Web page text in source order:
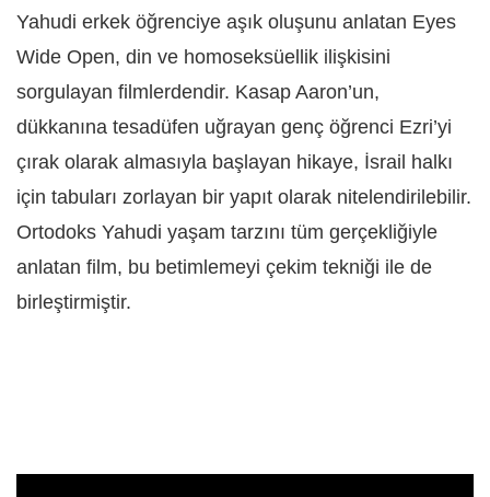
Yahudi erkek öğrenciye aşık oluşunu anlatan Eyes
Wide Open, din ve homoseksüellik ilişkisini
sorgulayan filmlerdendir. Kasap Aaron’un,
dükkanına tesadüfen uğrayan genç öğrenci Ezri’yi
çırak olarak almasıyla başlayan hikaye, İsrail halkı
için tabuları zorlayan bir yapıt olarak nitelendirilebilir.
Ortodoks Yahudi yaşam tarzını tüm gerçekliğiyle
anlatan film, bu betimlemeyi çekim tekniği ile de
birleştirmiştir.